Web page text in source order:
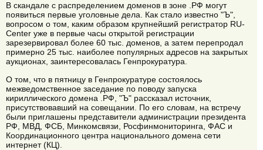
В скандале с распределением доменов в зоне .РФ могут
появиться первые уголовные дела. Как стало известно "Ъ",
вопросом о том, каким образом крупнейший регистратор RU-
Center уже в первые часы открытой регистрации
зарезервировал более 60 тыс. доменов, а затем перепродал
примерно 25 тыс. наиболее популярных адресов на закрытых
аукционах, заинтересовалась Генпрокуратура.
О том, что в пятницу в Генпрокуратуре состоялось
межведомственное заседание по поводу запуска
кириллического домена .РФ, "Ъ" рассказал источник,
присутствовавший на совещании. По его словам, на встречу
были приглашены представители администрации президента
РФ, МВД, ФСБ, Минкомсвязи, Росфинмониторинга, ФАС и
Координационного центра национального домена сети
интернет (КЦ).